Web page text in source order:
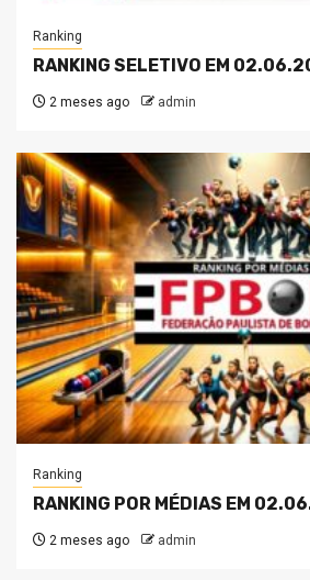
Ranking
RANKING SELETIVO EM
2 meses ago admin
Ranking
RANKING POR MÉDIAS EM
2 meses ago admin